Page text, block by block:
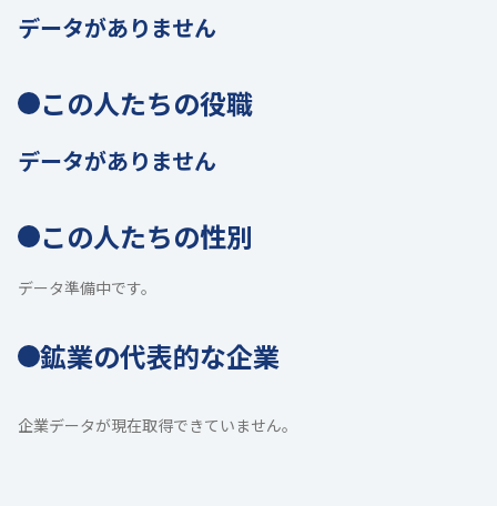
データがありません
この人たちの役職
データがありません
この人たちの性別
データ準備中です。
鉱業の代表的な企業
企業データが現在取得できていません。